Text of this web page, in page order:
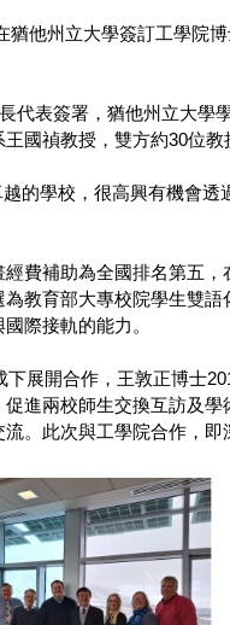
他州立大學簽訂工學院
代表簽署，猶他州立大學
國禎教授，雙方約30位教
的學校，很高興有機會
費補助為全國排名第五
教育部大專校院學生雙
際接軌的能力。
展開合作，王敦正博士
進兩校師生交換互訪及
。此次與工學院合作，